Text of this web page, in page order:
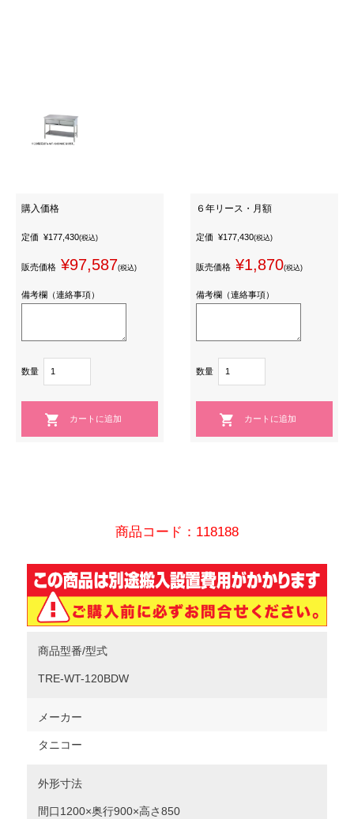
購入価格
定価 ¥177,430(税込)
販売価格 ¥97,587(税込)
備考欄（連絡事項）
数量
６年リース・月額
定価 ¥177,430(税込)
販売価格 ¥1,870(税込)
備考欄（連絡事項）
数量
商品コード：118188
商品型番/型式
TRE-WT-120BDW
メーカー
タニコー
外形寸法
間口1200×奥行900×高さ850